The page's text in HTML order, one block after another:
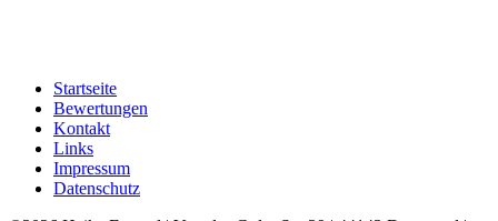
Startseite
Bewertungen
Kontakt
Links
Impressum
Datenschutz